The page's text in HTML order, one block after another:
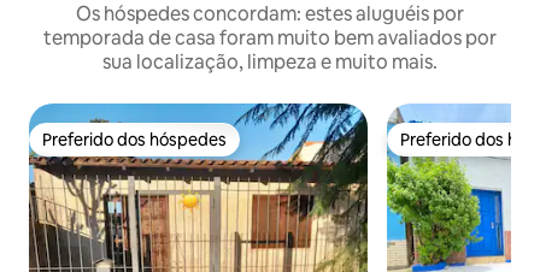
Os hóspedes concordam: estes aluguéis por
temporada de casa foram muito bem avaliados por
sua localização, limpeza e muito mais.
Preferido dos hóspedes
Preferido dos hóspedes Preferido dos
Preferido dos